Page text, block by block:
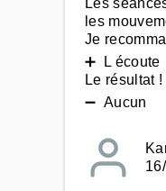
Les
les
Je
➕ L écoute
Le résultat
➖ Aucun